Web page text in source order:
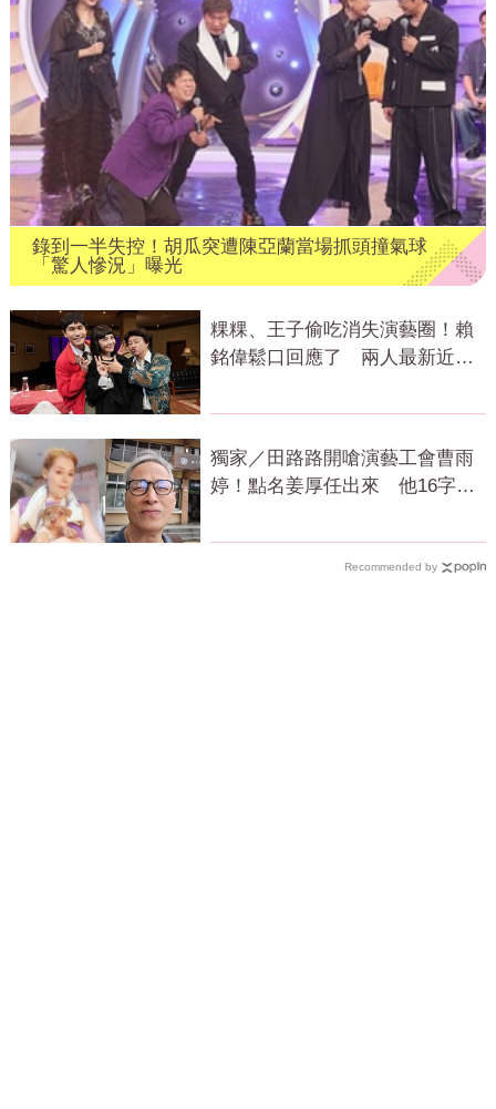
錄到一半失控！胡瓜突遭陳亞蘭當場抓頭撞氣球
「驚人慘況」曝光
粿粿、王子偷吃消失演藝圈！賴
銘偉鬆口回應了 兩人最新近況
獨家／田路路開嗆演藝工會曹雨
婷！點名姜厚任出來 他16字回
Recommended by